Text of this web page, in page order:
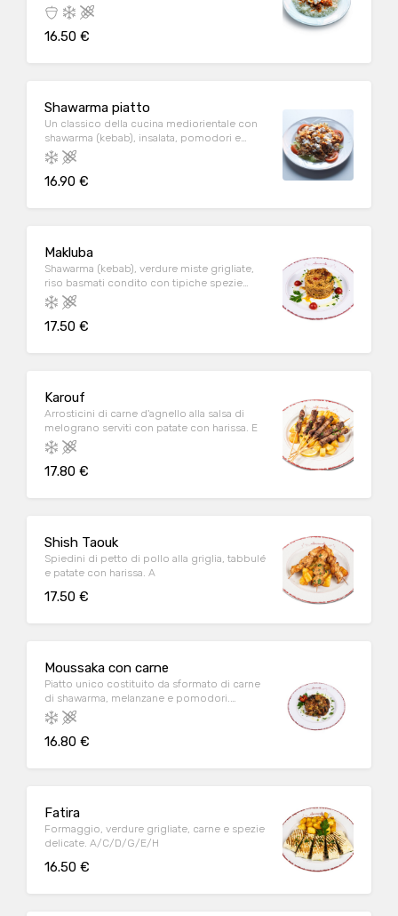
16.50 €
Shawarma piatto
Un classico della cucina mediorientale con
shawarma (kebab), insalata, pomodori e
salse. C/D/E/G/H
16.90 €
Makluba
Shawarma (kebab), verdure miste grigliate,
riso basmati condito con tipiche spezie
orientali. C/D/E/G/H
17.50 €
Karouf
Arrosticini di carne d'agnello alla salsa di
melograno serviti con patate con harissa. E
17.80 €
Shish Taouk
Spiedini di petto di pollo alla griglia, tabbulé
e patate con harissa. A
17.50 €
Moussaka con carne
Piatto unico costituito da sformato di carne
di shawarma, melanzane e pomodori.
C/D/E/G/H
16.80 €
Fatira
Formaggio, verdure grigliate, carne e spezie
delicate. A/C/D/G/E/H
16.50 €